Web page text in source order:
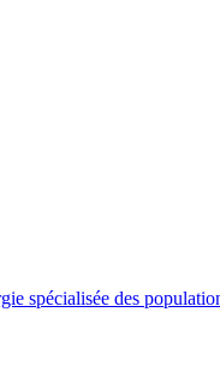
spécialisée des